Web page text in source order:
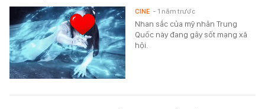
Nhan sắc của mỹ nhân Trung
Quốc này đang gây sốt mạng xã
hội.
CINE - 1 năm trước